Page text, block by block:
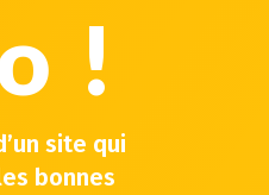
!
site qui
bonnes